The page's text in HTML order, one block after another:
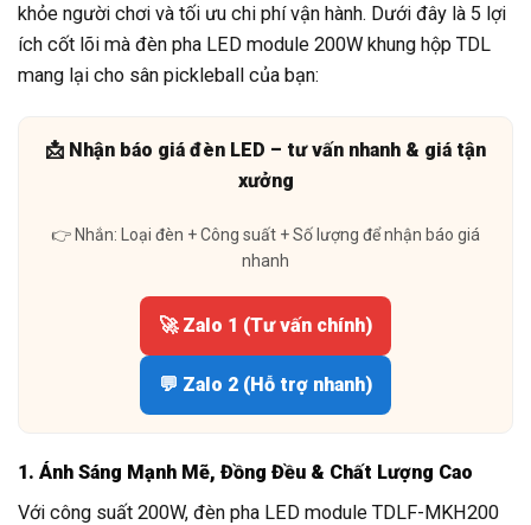
khỏe người chơi và tối ưu chi phí vận hành. Dưới đây là 5 lợi
ích cốt lõi mà đèn pha LED module 200W khung hộp TDL
mang lại cho sân pickleball của bạn:
📩 Nhận báo giá đèn LED – tư vấn nhanh & giá tận
xưởng
👉 Nhắn: Loại đèn + Công suất + Số lượng để nhận báo giá
nhanh
🚀 Zalo 1 (Tư vấn chính)
💬 Zalo 2 (Hỗ trợ nhanh)
1. Ánh Sáng Mạnh Mẽ, Đồng Đều & Chất Lượng Cao
Với công suất 200W, đèn pha LED module TDLF-MKH200